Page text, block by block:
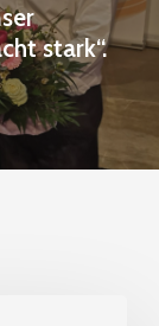
stark“.